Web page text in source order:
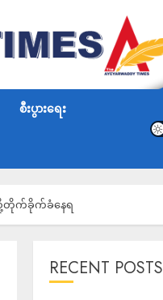
စီးပွားရေး
ဆို့တိုက်ခိုက်ခံနေရ
RECENT POSTS